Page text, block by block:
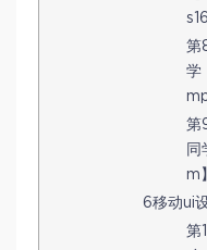
第
学
第
m
6移动ui
第